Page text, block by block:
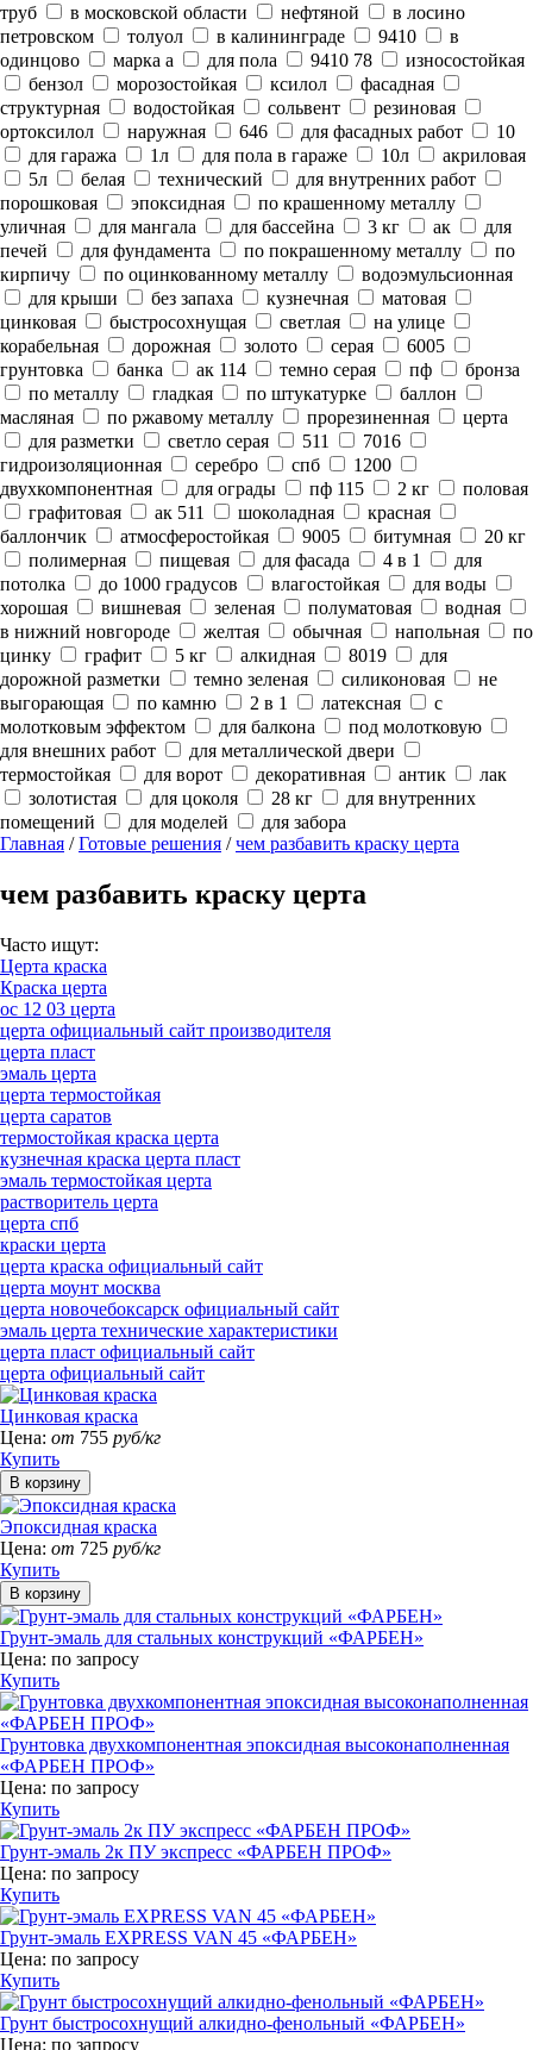
труб
в московской области нефтяной
в лосино
петровском
толуол в калининграде 9410
в
одинцово
марка а для пола 9410 78
износостойкая
бензол
морозостойкая ксилол
фасадная
структурная
водостойкая сольвент
резиновая
ортоксилол
наружная 646 для фасадных работ
10
для гаража
1л для пола в гараже 10л
акриловая
5л
белая технический
для внутренних работ
порошковая
эпоксидная
по крашенному металлу
уличная
для мангала для бассейна 3 кг ак
для
печей
для фундамента по покрашенному металлу
по
кирпичу
по оцинкованному металлу
водоэмульсионная
для крыши
без запаха кузнечная
матовая
цинковая
быстросохнущая светлая
на улице
корабельная
дорожная золото серая
6005
грунтовка
банка ак 114 темно серая пф
бронза
по металлу
гладкая по штукатурке
баллон
масляная
по ржавому металлу прорезиненная
церта
для разметки
светло серая 511
7016
гидроизоляционная
серебро спб
1200
двухкомпонентная
для ограды пф 115 2 кг
половая
графитовая
ак 511 шоколадная
красная
баллончик
атмосферостойкая 9005 битумная
20 кг
полимерная
пищевая для фасада 4 в 1
для
потолка
до 1000 градусов влагостойкая
для воды
хорошая
вишневая зеленая полуматовая
водная
в нижний новгороде
желтая обычная напольная
по
цинку
графит 5 кг алкидная 8019
для
дорожной разметки
темно зеленая силиконовая
не
выгорающая
по камню 2 в 1 латексная
с
молотковым эффектом
для балкона
под молотковую
для внешних работ
для металлической двери
термостойкая
для ворот декоративная антик
лак
золотистая
для цоколя 28 кг
для внутренних
помещений
для моделей
для забора
Главная /Готовые решения /чем разбавить краску церта
чем разбавить краску церта
Часто ищут:
Церта краска
Краска церта
ос 12 03 церта
церта официальный сайт производителя
церта пласт
эмаль церта
церта термостойкая
церта саратов
термостойкая краска церта
кузнечная краска церта пласт
эмаль термостойкая церта
растворитель церта
церта спб
краски церта
церта краска официальный сайт
церта моунт москва
церта новочебоксарск официальный сайт
эмаль церта технические характеристики
церта пласт официальный сайт
церта официальный сайт
Цинковая краска
Цена: от 755 руб/кг
Купить
Эпоксидная краска
Цена: от 725 руб/кг
Купить
Грунт-эмаль для стальных конструкций «ФАРБЕН»
Цена: по запросу
Купить
Грунтовка двухкомпонентная эпоксидная высоконаполненная
«ФАРБЕН ПРОФ»
Цена: по запросу
Купить
Грунт-эмаль 2к ПУ экспресс «ФАРБЕН ПРОФ»
Цена: по запросу
Купить
Грунт-эмаль EXPRESS VAN 45 «ФАРБЕН»
Цена: по запросу
Купить
Грунт быстросохнущий алкидно-фенольный «ФАРБЕН»
Цена: по запросу